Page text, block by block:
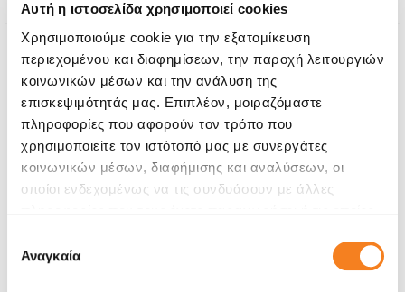
Αυτή η ιστοσελίδα χρησιμοποιεί cookies
Χρησιμοποιούμε cookie για την εξατομίκευση
περιεχομένου και διαφημίσεων, την παροχή λειτουργιών
κοινωνικών μέσων και την ανάλυση της
επισκεψιμότητάς μας. Επιπλέον, μοιραζόμαστε
πληροφορίες που αφορούν τον τρόπο που
χρησιμοποιείτε τον ιστότοπό μας με συνεργάτες
κοινωνικών μέσων, διαφήμισης και αναλύσεων, οι
οποίοι ενδεχομένως να τις συνδυάσουν με άλλες
των υπηρεσιών τους.
συγκατάθεσης
Αναγκαία